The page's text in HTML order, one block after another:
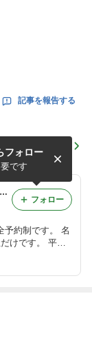
記事を報告する
先のご予約
ます
名古屋と岐阜の縮毛矯正専門店 unlabel(アンレーベル)
予約制です。 名
けです。 平成
。好き勝手して
フォロー
です
フォロー